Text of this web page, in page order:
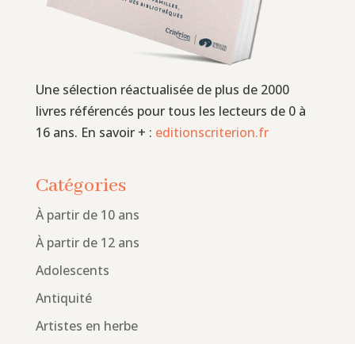
Une sélection réactualisée de plus de 2000
livres référencés pour tous les lecteurs de 0 à
16 ans. En savoir + : editionscriterion.fr
Catégories
À partir de 10 ans
À partir de 12 ans
Adolescents
Antiquité
Artistes en herbe